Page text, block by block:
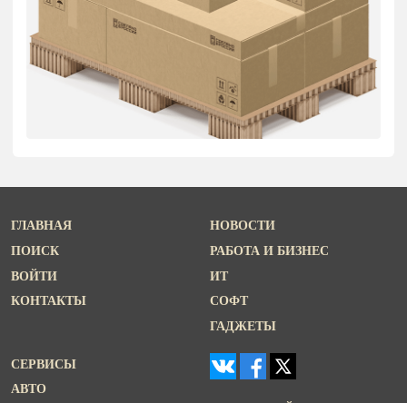
ГЛАВНАЯ
ПОИСК
ВОЙТИ
КОНТАКТЫ
НОВОСТИ
РАБОТА И БИЗНЕС
ИТ
СОФТ
ГАДЖЕТЫ
СЕРВИСЫ
АВТО